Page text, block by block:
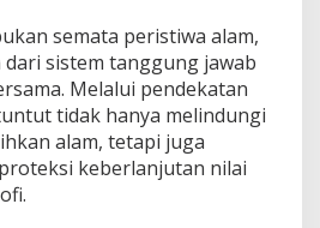
semata peristiwa alam,
sistem tanggung jawab
Melalui pendekatan
tidak hanya melindungi
alam, tetapi juga
keberlanjutan nilai